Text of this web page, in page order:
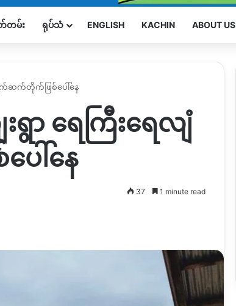
တမ်း ရုပ်သံ ENGLISH KACHIN ABOUT US
က်ဆက်တိုက်ဖြစ်ပေါ်နေ
ာ ရေကြီးရေလျံ
ါ်နေ
37 1 minute read